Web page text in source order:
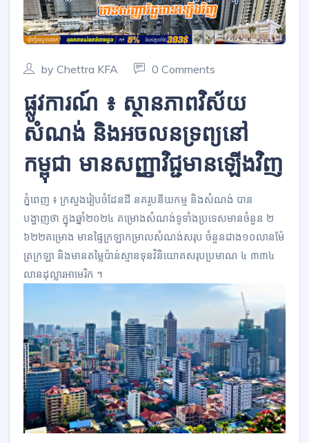
by Chettra KFA 0 Comments
ផ្លូវការណ៍ ៖ ស្ថានភាពវិស័យ
សំណង់ និងអចលនទ្រព្យនៅ
កម្ពុជា មានសញ្ញាវិជ្ជមានឡើងវិញ
ភ្នំពេញ ៖ ក្រសួងរៀបចំដែនដី នគរូប​នីយកម្ម​ និងសំណង់ បាន​
បង្ហាញថា ក្នុងឆ្នាំ២០២៤​ គម្រោង​សំណង់​ទូទាំង​ប្រទេស​មានចំនួន ២
៦២២គម្រោង មានផ្ទៃ​ក្រឡា​កម្រាល​សំណង់​សរុប ចំនួន​ជាង​១០​លាន​ម៉ែ
ត្រក្រឡា​ និងមានតម្លៃប៉ាន់​ស្មាន​ទុនវិនិយោគ​សរុបប្រមាណ​ ៤ ៣៣៤​
លានដុល្លារអាមេរិក ។​